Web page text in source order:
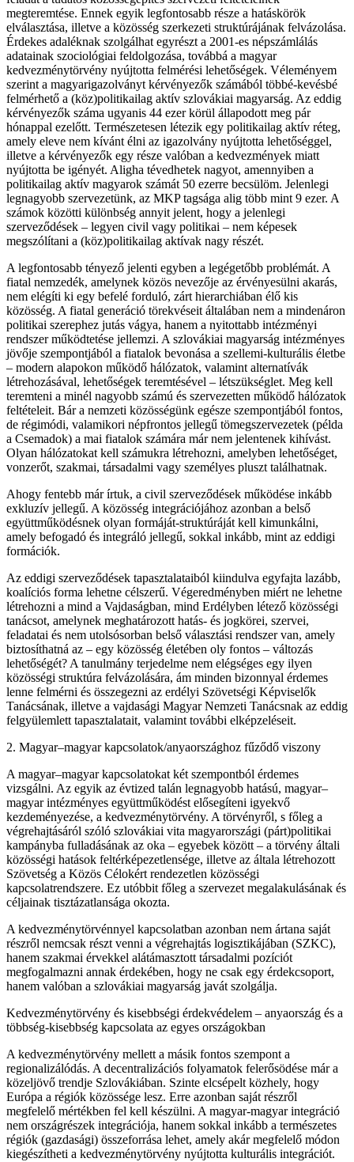
megteremtése. Ennek egyik legfontosabb része a hatáskörök
elválasztása, illetve a közösség szerkezeti struktúrájának felvázolása.
Érdekes adaléknak szolgálhat egyrészt a 2001-es népszámlálás
adatainak szociológiai feldolgozása, továbbá a magyar
kedvezménytörvény nyújtotta felmérési lehetőségek. Véleményem
szerint a magyarigazolványt kérvényezők számából többé-kevésbé
felmérhető a (köz)politikailag aktív szlovákiai magyarság. Az eddig
kérvényezők száma ugyanis 44 ezer körül állapodott meg pár
hónappal ezelőtt. Természetesen létezik egy politikailag aktív réteg,
amely eleve nem kívánt élni az igazolvány nyújtotta lehetőséggel,
illetve a kérvényezők egy része valóban a kedvezmények miatt
nyújtotta be igényét. Aligha tévedhetek nagyot, amennyiben a
politikailag aktív magyarok számát 50 ezerre becsülöm. Jelenlegi
legnagyobb szervezetünk, az MKP tagsága alig több mint 9 ezer. A
számok közötti különbség annyit jelent, hogy a jelenlegi
szerveződések – legyen civil vagy politikai – nem képesek
megszólítani a (köz)politikailag aktívak nagy részét.
A legfontosabb tényező jelenti egyben a legégetőbb problémát. A
fiatal nemzedék, amelynek közös nevezője az érvényesülni akarás,
nem elégíti ki egy befelé forduló, zárt hierarchiában élő kis
közösség. A fiatal generáció törekvéseit általában nem a mindenáron
politikai szerephez jutás vágya, hanem a nyitottabb intézményi
rendszer működtetése jellemzi. A szlovákiai magyarság intézményes
jövője szempontjából a fiatalok bevonása a szellemi-kulturális életbe
– modern alapokon működő hálózatok, valamint alternatívák
létrehozásával, lehetőségek teremtésével – létszükséglet. Meg kell
teremteni a minél nagyobb számú és szervezetten működő hálózatok
feltételeit. Bár a nemzeti közösségünk egésze szempontjából fontos,
de régimódi, valamikori népfrontos jellegű tömegszervezetek (példa
a Csemadok) a mai fiatalok számára már nem jelentenek kihívást.
Olyan hálózatokat kell számukra létrehozni, amelyben lehetőséget,
vonzerőt, szakmai, társadalmi vagy személyes pluszt találhatnak.
Ahogy fentebb már írtuk, a civil szerveződések működése inkább
exkluzív jellegű. A közösség integrációjához azonban a belső
együttműködésnek olyan formáját-struktúráját kell kimunkálni,
amely befogadó és integráló jellegű, sokkal inkább, mint az eddigi
formációk.
Az eddigi szerveződések tapasztalataiból kiindulva egyfajta lazább,
koalíciós forma lehetne célszerű. Végeredményben miért ne lehetne
létrehozni a mind a Vajdaságban, mind Erdélyben létező közösségi
tanácsot, amelynek meghatározott hatás- és jogkörei, szervei,
feladatai és nem utolsósorban belső választási rendszer van, amely
biztosíthatná az – egy közösség életében oly fontos – változás
lehetőségét? A tanulmány terjedelme nem elégséges egy ilyen
közösségi struktúra felvázolására, ám minden bizonnyal érdemes
lenne felmérni és összegezni az erdélyi Szövetségi Képviselők
Tanácsának, illetve a vajdasági Magyar Nemzeti Tanácsnak az eddig
felgyülemlett tapasztalatait, valamint további elképzeléseit.
2. Magyar–magyar kapcsolatok/anyaországhoz fűződő viszony
A magyar–magyar kapcsolatokat két szempontból érdemes
vizsgálni. Az egyik az évtized talán legnagyobb hatású, magyar–
magyar intézményes együttműködést elősegíteni igyekvő
kezdeményezése, a kedvezménytörvény. A törvényről, s főleg a
végrehajtásáról szóló szlovákiai vita magyarországi (párt)politikai
kampányba fulladásának az oka – egyebek között – a törvény általi
közösségi hatások feltérképezetlensége, illetve az általa létrehozott
Szövetség a Közös Célokért rendezetlen közösségi
kapcsolatrendszere. Ez utóbbit főleg a szervezet megalakulásának és
céljainak tisztázatlansága okozta.
A kedvezménytörvénnyel kapcsolatban azonban nem ártana saját
részről nemcsak részt venni a végrehajtás logisztikájában (SZKC),
hanem szakmai érvekkel alátámasztott társadalmi pozíciót
megfogalmazni annak érdekében, hogy ne csak egy érdekcsoport,
hanem valóban a szlovákiai magyarság javát szolgálja.
Kedvezménytörvény és kisebbségi érdekvédelem – anyaország és a
többség-kisebbség kapcsolata az egyes országokban
A kedvezménytörvény mellett a másik fontos szempont a
regionalizálódás. A decentralizációs folyamatok felerősödése már a
közeljövő trendje Szlovákiában. Szinte elcsépelt közhely, hogy
Európa a régiók közössége lesz. Erre azonban saját részről
megfelelő mértékben fel kell készülni. A magyar-magyar integráció
nem országrészek integrációja, hanem sokkal inkább a természetes
régiók (gazdasági) összeforrása lehet, amely akár megfelelő módon
kiegészítheti a kedvezménytörvény nyújtotta kulturális integrációt.